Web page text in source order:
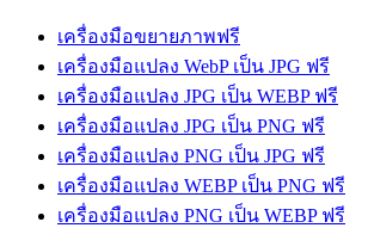
เครื่องมือขยายภาพฟรี
เครื่องมือแปลง WebP เป็น JPG ฟรี
เครื่องมือแปลง JPG เป็น WEBP ฟรี
เครื่องมือแปลง JPG เป็น PNG ฟรี
เครื่องมือแปลง PNG เป็น JPG ฟรี
เครื่องมือแปลง WEBP เป็น PNG ฟรี
เครื่องมือแปลง PNG เป็น WEBP ฟรี